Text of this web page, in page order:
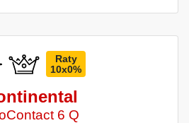
Raty
10x0%
6 Q